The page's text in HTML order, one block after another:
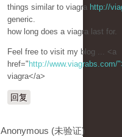
things similar to viagra http://
generic.
how long does a viagra last for.
Feel free to visit my blog ... <a
href=" http://www.viagrabs.com/
viagra</a>
回复
Anonymous (未验证)